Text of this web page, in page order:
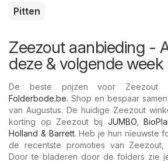
Pitten
Zeezout aanbieding -
deze & volgende week
De beste prijzen voor
Folderbode.be. Shop en bespaar
van Augustus. De huidige Zeezout
korting op Zeezout bij JUMBO,
Holland & Barrett. Heb je hun nieuwste
de recentste promoties van
Door te bladeren door de folders zie